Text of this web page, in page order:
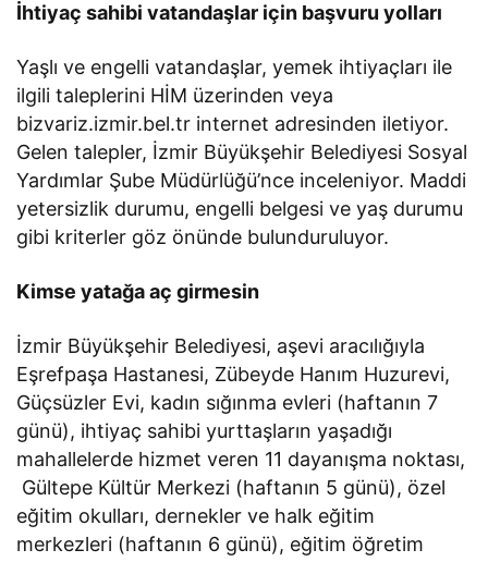
İhtiyaç sahibi vatandaşlar için başvuru yolları
Yaşlı ve engelli vatandaşlar, yemek ihtiyaçları ile
ilgili taleplerini HİM üzerinden veya
bizvariz.izmir.bel.tr internet adresinden iletiyor.
Gelen talepler, İzmir Büyükşehir Belediyesi Sosyal
Yardımlar Şube Müdürlüğü’nce inceleniyor. Maddi
yetersizlik durumu, engelli belgesi ve yaş durumu
gibi kriterler göz önünde bulunduruluyor.
Kimse yatağa aç girmesin
İzmir Büyükşehir Belediyesi, aşevi aracılığıyla
Eşrefpaşa Hastanesi, Zübeyde Hanım Huzurevi,
Güçsüzler Evi, kadın sığınma evleri (haftanın 7
günü), ihtiyaç sahibi yurttaşların yaşadığı
mahallelerde hizmet veren 11 dayanışma noktası,
Gültepe Kültür Merkezi (haftanın 5 günü), özel
eğitim okulları, dernekler ve halk eğitim
merkezleri (haftanın 6 günü), eğitim öğretim